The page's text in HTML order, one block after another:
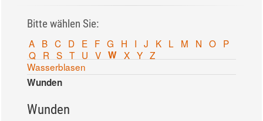
Bitte wählen Sie:
A B C D E F G H I J K L M N O P
Q R S T U V W X Y Z
Wasserblasen
Wunden
Wunden